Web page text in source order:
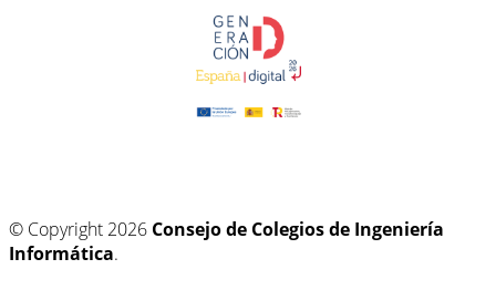
© Copyright 2026 Consejo de Colegios de Ingeniería
Informática.